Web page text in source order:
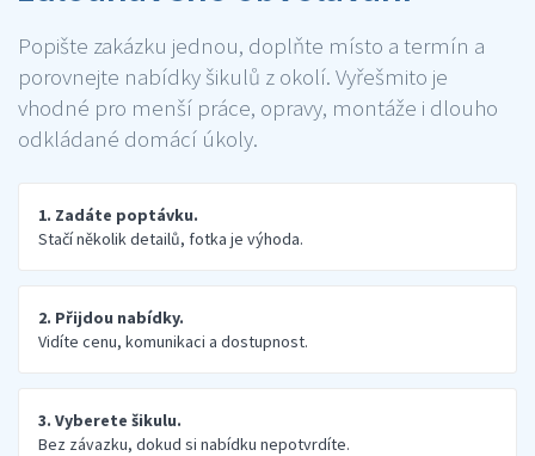
Popište zakázku jednou, doplňte místo a termín a
porovnejte nabídky šikulů z okolí. Vyřešmito je
vhodné pro menší práce, opravy, montáže i dlouho
odkládané domácí úkoly.
1. Zadáte poptávku.
Stačí několik detailů, fotka je výhoda.
2. Přijdou nabídky.
Vidíte cenu, komunikaci a dostupnost.
3. Vyberete šikulu.
Bez závazku, dokud si nabídku nepotvrdíte.